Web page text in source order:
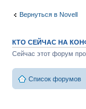
Вернуться в Novell
КТО СЕЙЧАС НА
Сейчас этот форум
Список форумов